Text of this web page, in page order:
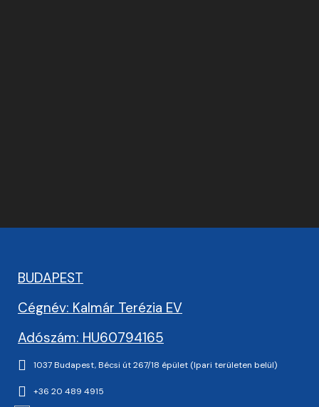
BUDAPEST
Cégnév: Kalmár Terézia EV
Adószám: HU60794165
1037 Budapest, Bécsi út 267/18 épület (Ipari területen belül)
+36 20 489 4915